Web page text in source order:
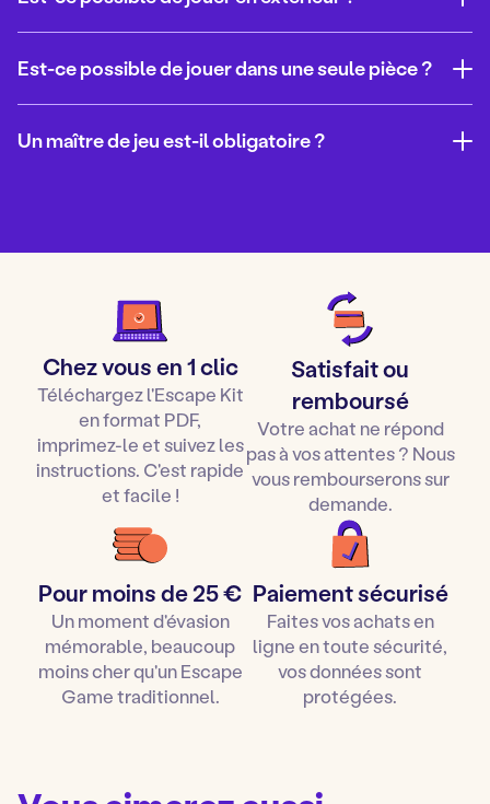
Est-ce possible de jouer dans une seule pièce ?
Un maître de jeu est-il obligatoire ?
Pour acheter cet Escape game, il vous suffit de :
Entrer vos coordonnées (prénom, nom, mail)
Valider votre commande
Ouvrir et télécharger le fichier Zip reçu par mail
depuis un ordinateur
Lire le guide d’installation et d’impression
Imprimer le jeu puis le préparer selon le guide
d’installation
Lancer le chronoet c’est parti pour une heure
Vous pouvez également
l'offrir à un enfant à Noël ou
un anniversairepour une idée-cadeau originale !
Bien sûr ! Nous avons pour objectif de vous proposer un
faire vivre une véritable expérience.
Vous trouverez dans chaque kit : invitations, diplômes,
posters, affiches, accessoires diverses... ainsi qu'une
musique d'ambiance avec décompte !
Chez vous en 1 clic
Téléchargez l'Escape Kit
en format PDF,
imprimez-le et suivez les
instructions. C'est rapide
et facile !
Satisfait ou
remboursé
Votre achat ne répond
pas à vos attentes ? Nous
vous rembourserons sur
demande.
Pour moins de 25 €
Un moment d'évasion
mémorable, beaucoup
moins cher qu'un Escape
Game traditionnel.
Paiement sécurisé
Faites vos achats en
ligne en toute sécurité,
vos données sont
protégées.